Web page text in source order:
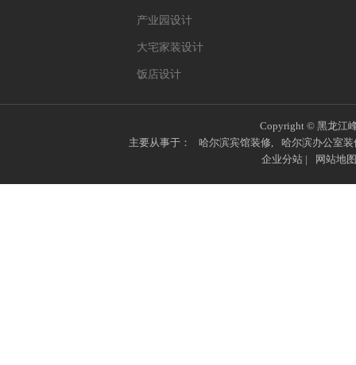
产业园设计
大宅家装设计
饭店设计
Copyright © 黑龙江
主要从事于：
哈尔滨宾馆装修,
哈尔滨办公室装
企业分站| 网站地图